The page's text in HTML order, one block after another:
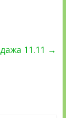
11.11 →